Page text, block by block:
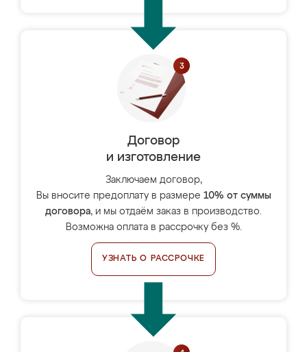
Договор
и изготовление
Заключаем договор,
Вы вносите предоплату в размере 10% от суммы
договора, и мы отдаём заказ в производство.
Возможна оплата в рассрочку без %.
УЗНАТЬ О РАССРОЧКЕ